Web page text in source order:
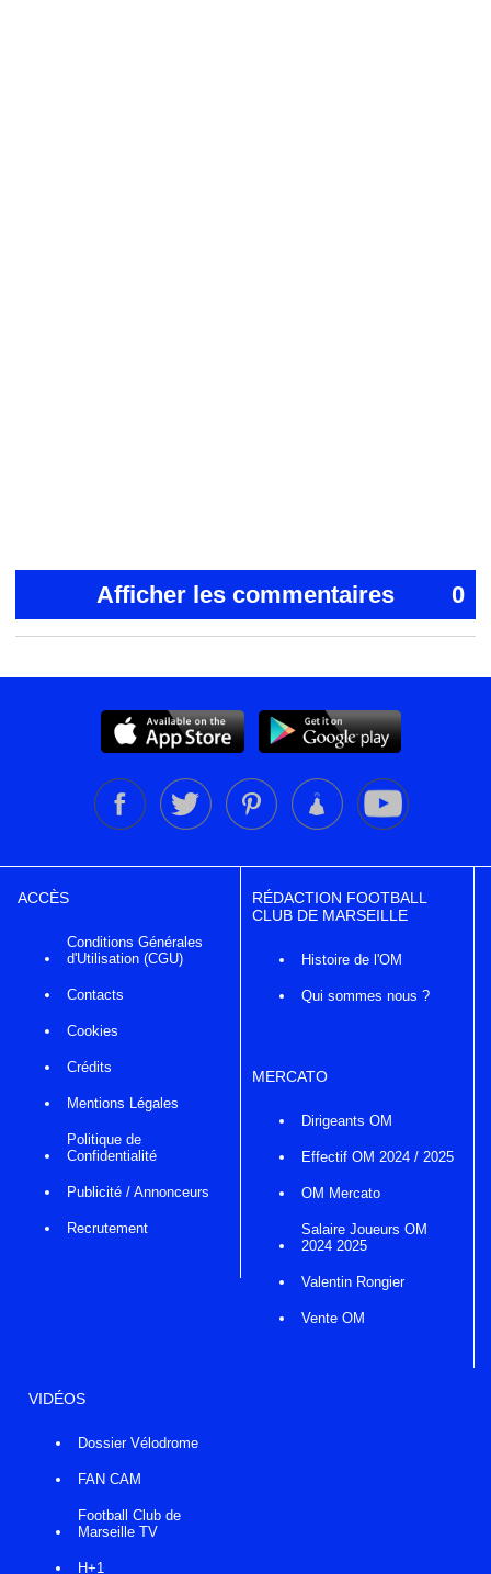
Afficher les commentaires 0
ACCÈS
Conditions Générales
d'Utilisation (CGU)
Contacts
Cookies
Crédits
Mentions Légales
Politique de
Confidentialité
Publicité / Annonceurs
Recrutement
RÉDACTION FOOTBALL
CLUB DE MARSEILLE
Histoire de l'OM
Qui sommes nous ?
MERCATO
Dirigeants OM
Effectif OM 2024 / 2025
OM Mercato
Salaire Joueurs OM
2024 2025
Valentin Rongier
Vente OM
VIDÉOS
Dossier Vélodrome
FAN CAM
Football Club de
Marseille TV
H+1